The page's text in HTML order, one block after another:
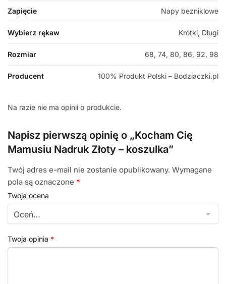
Zapięcie Napy bezniklowe
Wybierz rękaw Krótki, Długi
Rozmiar 68, 74, 80, 86, 92, 98
Producent 100% Produkt Polski – Bodziaczki.pl
Na razie nie ma opinii o produkcie.
Napisz pierwszą opinię o „Kocham Cię
Mamusiu Nadruk Złoty – koszulka”
Twój adres e-mail nie zostanie opublikowany. Wymagane
pola są oznaczone *
Twoja ocena
Twoja opinia *